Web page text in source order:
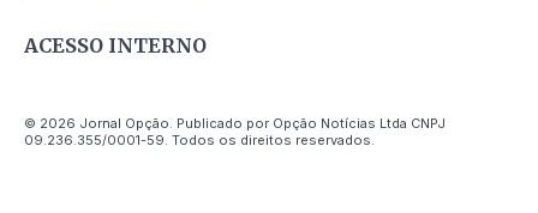
ACESSO INTERNO
© 2026 Jornal Opção. Publicado por Opção Notícias Ltda CNPJ
09.236.355/0001-59. Todos os direitos reservados.